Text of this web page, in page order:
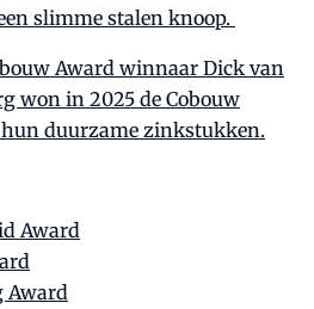
slimme stalen knoop.
Award winnaar Dick van
won in 2025 de Cobouw
duurzame zinkstukken.
Award
Award